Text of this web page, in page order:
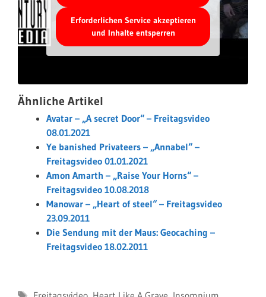
Erforderlichen Service akzeptieren
und Inhalte entsperren
Ähnliche Artikel
Avatar – „A secret Door“ – Freitagsvideo
08.01.2021
Ye banished Privateers – „Annabel“ –
Freitagsvideo 01.01.2021
Amon Amarth – „Raise Your Horns“ –
Freitagsvideo 10.08.2018
Manowar – „Heart of steel“ – Freitagsvideo
23.09.2011
Die Sendung mit der Maus: Geocaching –
Freitagsvideo 18.02.2011
Schlagwörter